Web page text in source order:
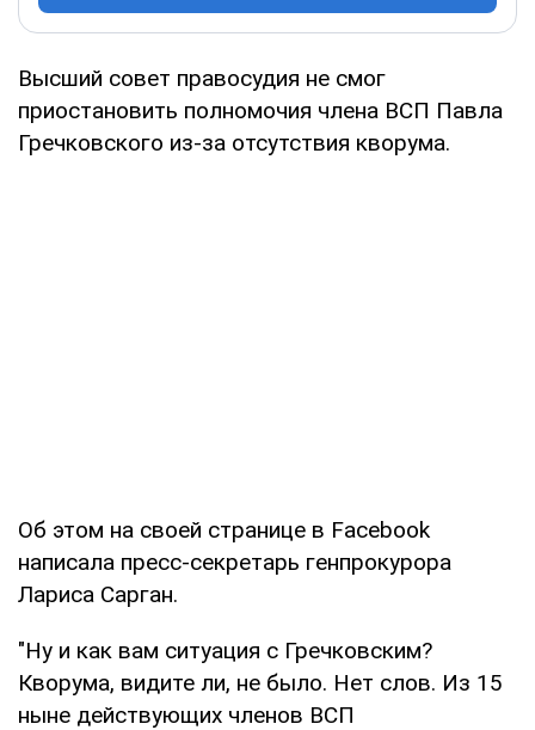
Высший совет правосудия не смог
приостановить полномочия члена ВСП Павла
Гречковского из-за отсутствия кворума.
Об этом на своей странице в Facebook
написала пресс-секретарь генпрокурора
Лариса Сарган.
"Ну и как вам ситуация с Гречковским?
Кворума, видите ли, не было. Нет слов. Из 15
ныне действующих членов ВСП